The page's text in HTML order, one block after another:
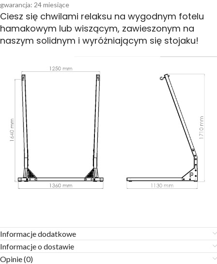
gwarancja: 24 miesiące
Ciesz się chwilami relaksu na wygodnym fotelu
hamakowym lub wiszącym, zawieszonym na
naszym solidnym i wyróżniającym się stojaku!
Informacje dodatkowe
Informacje o dostawie
Opinie (0)